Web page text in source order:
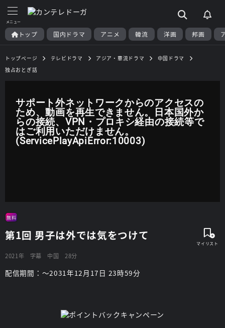
トップ 国内ドラマ アニメ 韓流 洋画 邦画
トップページ テレビドラマ アジア・華流ドラマ
中国ドラマ
独占おとぎ話
サポート外ネットワークからのアクセスの
ため、動画を再生できません。日本国外か
らの接続、VPN・プロキシ経由の接続等で
はご利用いただけません。
(ServicePlayApiError:10003)
無料
第1回 男子は外では気をつけて
2021年 字幕 中国 28分
配信期間：～2031年12月17日 23時59分